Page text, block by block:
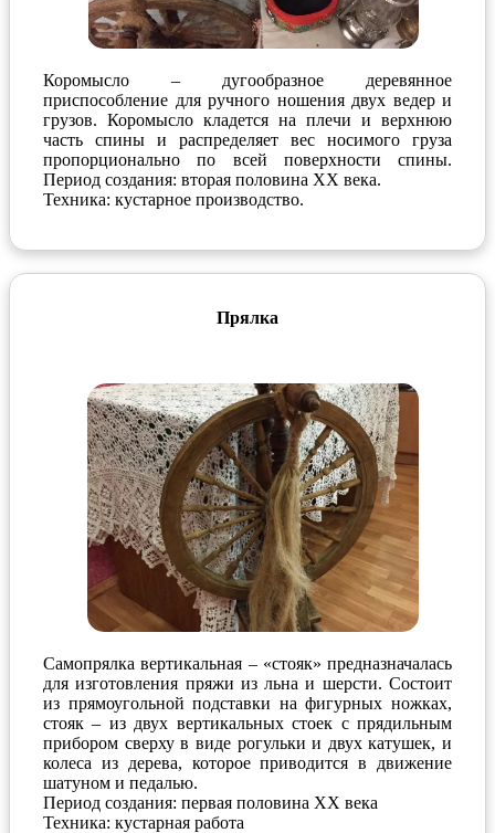
Коромысло – дугообразное деревянное
приспособление для ручного ношения двух ведер и
грузов. Коромысло кладется на плечи и верхнюю
часть спины и распределяет вес носимого груза
пропорционально по всей поверхности спины.
Период создания: вторая половина ХХ века.
Техника: кустарное производство.
Прялка
Самопрялка вертикальная – «стояк» предназначалась
для изготовления пряжи из льна и шерсти. Состоит
из прямоугольной подставки на фигурных ножках,
стояк – из двух вертикальных стоек с прядильным
прибором сверху в виде рогульки и двух катушек, и
колеса из дерева, которое приводится в движение
шатуном и педалью.
Период создания: первая половина ХХ века
Техника: кустарная работа